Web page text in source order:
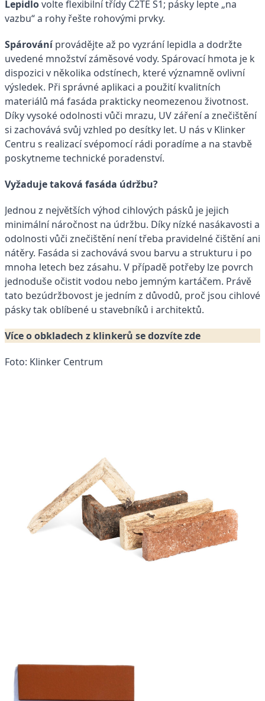
Lepidlovolte flexibilní třídy C2TE S1; pásky lepte „na
vazbu“ a rohy řešte rohovými prvky.
Spárováníprovádějte až po vyzrání lepidla a dodržte
uvedené množství záměsové vody. Spárovací hmota je k
dispozici v několika odstínech, které významně ovlivní
výsledek. Při správné aplikaci a použití kvalitních
materiálů má fasáda prakticky neomezenou životnost.
Díky vysoké odolnosti vůči mrazu, UV záření a znečištění
si zachovává svůj vzhled po desítky let. U nás v Klinker
Centru s realizací svépomocí rádi poradíme a na stavbě
poskytneme technické poradenství.
Vyžaduje taková fasáda údržbu?
Jednou z největších výhod cihlových pásků je jejich
minimální náročnost na údržbu. Díky nízké nasákavosti a
odolnosti vůči znečištění není třeba pravidelné čištění ani
nátěry. Fasáda si zachovává svou barvu a strukturu i po
mnoha letech bez zásahu. V případě potřeby lze povrch
jednoduše očistit vodou nebo jemným kartáčem. Právě
tato bezúdržbovost je jedním z důvodů, proč jsou cihlové
pásky tak oblíbené u stavebníků i architektů.
Více o obkladech z klinkerů se dozvíte zde
Foto: Klinker Centrum